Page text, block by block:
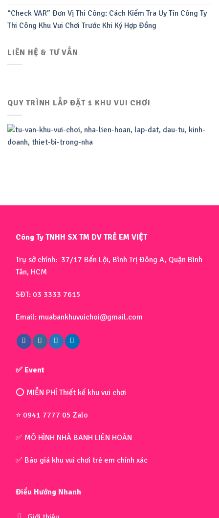
“Check VAR” Đơn Vị Thi Công: Cách Kiểm Tra Uy Tín Công Ty
Thi Công Khu Vui Chơi Trước Khi Ký Hợp Đồng
LIÊN HỆ & TƯ VẤN
QUY TRÌNH LẮP ĐẶT 1 KHU VUI CHƠI
Công Ty TNHH SX TM DV TRẺ EM VIỆT
Trụ sở chính: 37/17 Bến Lội, Bình Trị Đông A, Quận Bình
Tân, HCM
SĐT: 03 3333 7615
Email: muabankhuvuichoi@gmail.com
✅ Event
⭕ MIỄN PHÍ Thiết kế khu vui chơi
⭐ 0941 7777 05 Zalo
✅ MÔ HÌNH NHÀ BANH LIÊN HOÀN
✅ Báo giá khu vui chơi trẻ em chính xác
Điều Hướng Nhanh